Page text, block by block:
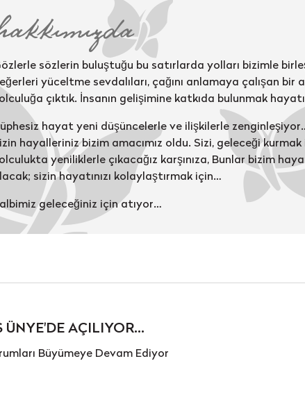
sözlerin buluştuğu bu satırlarda yolları bizimle
yüceltme sevdalıları, çağını anlamaya çalışan
çıktık. İnsanın gelişimine katkıda bulunmak
hayat yeni düşüncelerle ve ilişkilerle
hayalleriniz bizim amacımız oldu. Sizi, geleceği
yeniliklerle çıkacağız karşınıza, Bunlar bizim
sizin hayatınızı kolaylaştırmak için…
geleceğiniz için atıyor…
ÜNYE'DE AÇILIYOR...
Büyümeye Devam Ediyor